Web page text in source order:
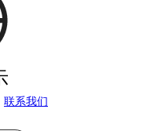
联系我们